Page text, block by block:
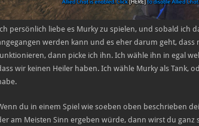
persönlich liebe es Murky zu spielen, und sobald ich
werden kann und es eher darum geht, dass
dann picke ich ihn. Ich wähle ihn in egal
wir keinen Heiler haben. Ich wähle Murky als Tank,
du in einem Spiel wie soeben oben beschrieben
am Meisten Sinn ergeben würde, dann wirst du ganz